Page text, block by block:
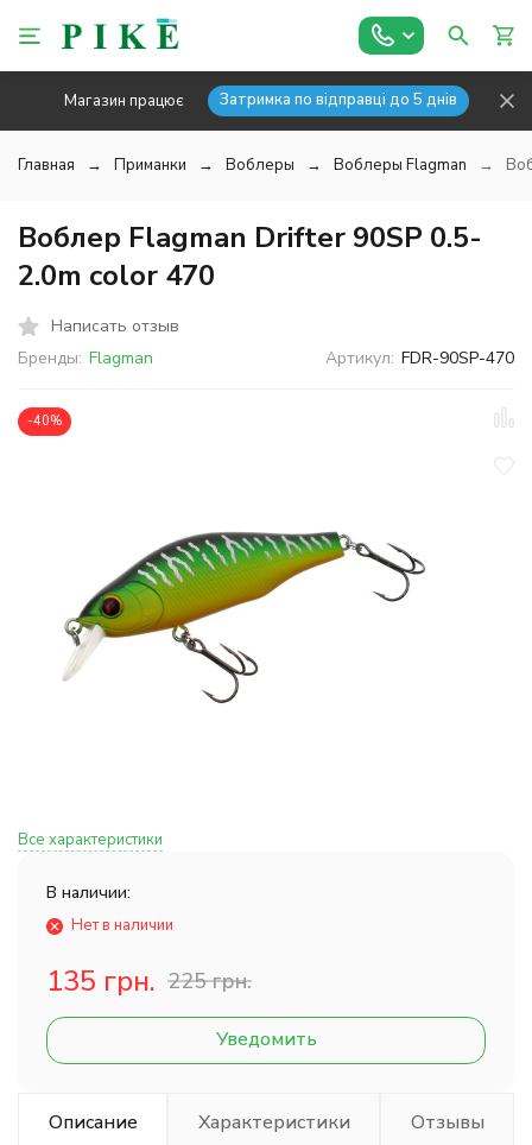
Магазин працює Затримка по відправці до 5 днів
Главная Приманки Воблеры Воблеры Flagman
Воблер Flagman Drifter 90SP 0.5-
2.0m color 470
Написать отзыв
Бренды: Flagman Артикул: FDR-90SP-470
-40%
Все характеристики
В наличии:
Нет в наличии
135 грн. 225 грн.
Уведомить
Описание Характеристики Отзывы